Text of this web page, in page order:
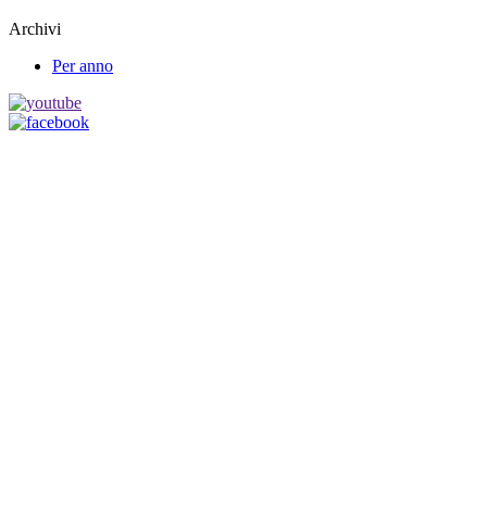
Archivi
Per anno